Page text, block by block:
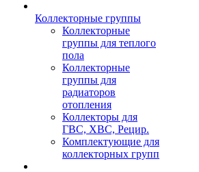
Коллекторные группы
Коллекторные
группы для теплого
пола
Коллекторные
группы для
радиаторов
отопления
Коллекторы для
ГВС, ХВС, Рецир.
Комплектующие для
коллекторных групп